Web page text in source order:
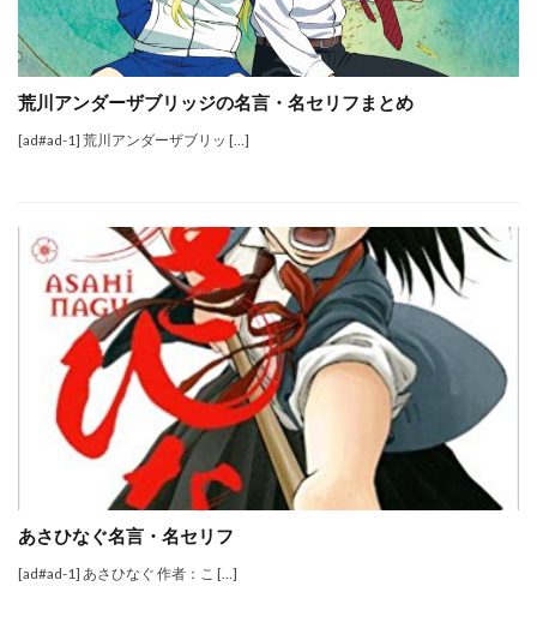
荒川アンダーザブリッジの名言・名セリフまとめ
[ad#ad-1] 荒川アンダーザブリッ […]
あさひなぐ名言・名セリフ
[ad#ad-1] あさひなぐ 作者：こ […]